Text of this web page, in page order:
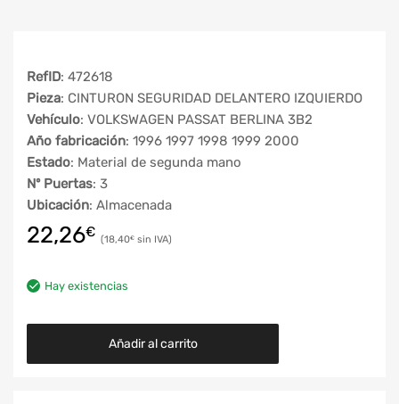
RefID: 472618
Pieza: CINTURON SEGURIDAD DELANTERO IZQUIERDO
Vehículo: VOLKSWAGEN PASSAT BERLINA 3B2
Año fabricación: 1996 1997 1998 1999 2000
Estado: Material de segunda mano
Nº Puertas: 3
Ubicación: Almacenada
22,26€ 18,40€
Hay existencias
Añadir al carrito